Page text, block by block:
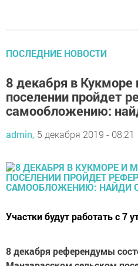
ПОСЛЕДНИЕ НОВОСТИ
8 декабря в
поселении пройдет
самообложению:
admin, 5 декабря 2019 - 08:21
Участки будут работать с 7
8 декабря референдумы